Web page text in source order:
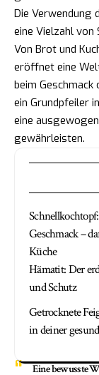
Die Verwendung
eine Vielzahl von
Von Brot und
eröffnet eine
beim
ein Grundpfeiler
eine
gewährleisten.
Geschmack –
Küche
Hämatit: Der
und Schutz
Getrocknete
in deiner
Eine bewusste